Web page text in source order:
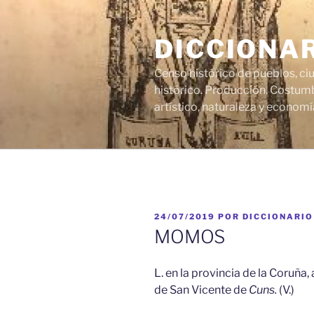
Censo histórico de pueblos,
histórico. Producción.
artístico, naturaleza y
PUBLICADO
EL
24/07/2019 POR DICCIONARIO
MOMOS
L. en la provincia de la
de San Vicente de Cuns. (V.)